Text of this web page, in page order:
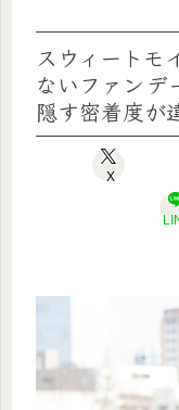
スウィートモ
ないファンデ
隠す密着度が
X